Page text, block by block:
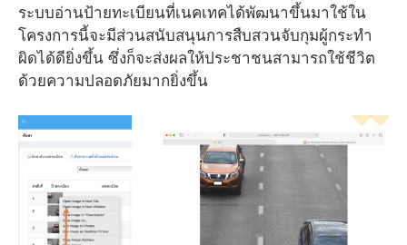
ระบบอ่านป้ายทะเบียนที่เนคเทคได้พัฒนาขึ้นมาใช้ใน
โครงการนี้จะมีส่วนสนับสนุนการสืบสวนจับกุมผู้กระทำ
ผิดได้ดียิ่งขึ้น ซึ่งก็จะส่งผลให้ประชาชนสามารถใช้ชีวิต
ด้วยความปลอดภัยมากยิ่งขึ้น